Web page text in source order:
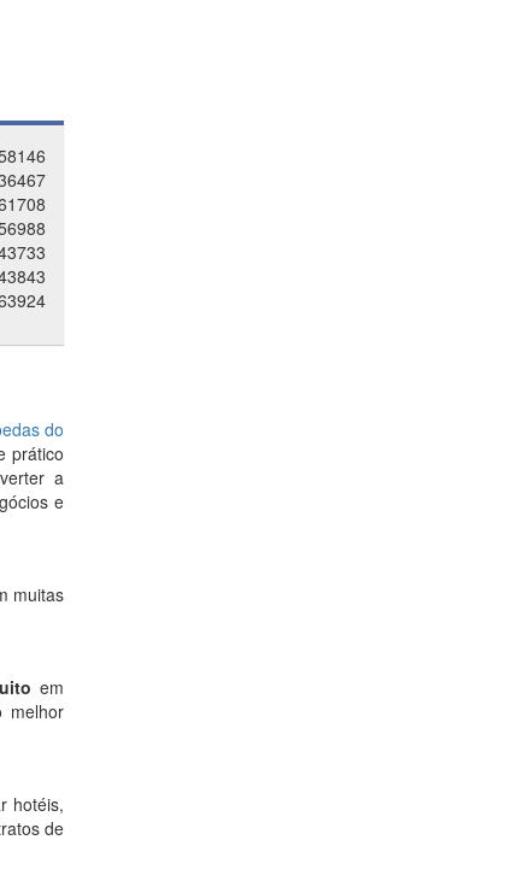
do
prático
a
e
muitas
em
melhor
hotéis,
de